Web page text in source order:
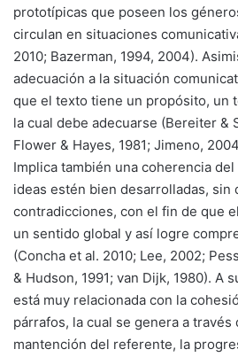
prototípicas que poseen los
circulan en situaciones
2010; Bazerman, 1994, 2004).
adecuación a la situación
que el texto tiene un propósito, un
la cual debe adecuarse (Bereiter &
Flower & Hayes, 1981; Jimeno,
Implica también una coherencia
ideas estén bien desarrolladas, sin
contradicciones, con el fin de que
un sentido global y así logre
(Concha et al. 2010; Lee, 2002;
& Hudson, 1991; van Dijk, 1980). A
está muy relacionada con la
párrafos, la cual se genera a
mantención del referente, la